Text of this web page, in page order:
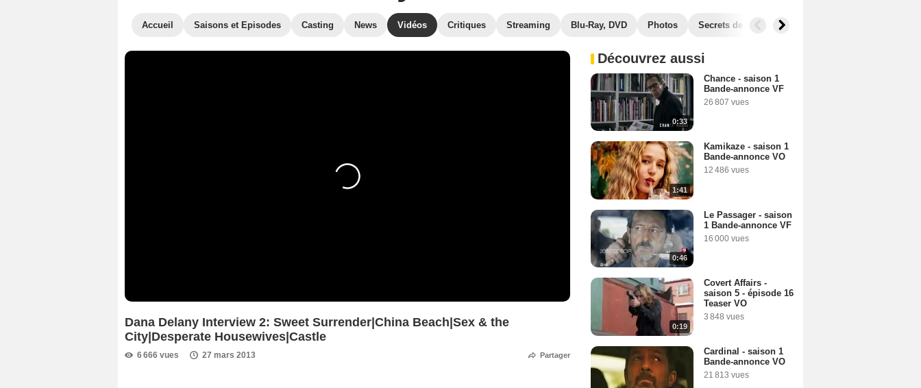
Accueil Saisons et Episodes Casting News Vidéos Critiques Streaming Blu-Ray, DVD Photos Secrets de tournage
Dana Delany Interview 2: Sweet Surrender|China Beach|Sex & the
City|Desperate Housewives|Castle
6 666 vues 27 mars 2013 Partager
Découvrez aussi
0:33
Chance - saison 1
Bande-annonce VF
26 807 vues
1:41
Kamikaze - saison 1
Bande-annonce VO
12 486 vues
0:46
Le Passager - saison
1 Bande-annonce VF
16 000 vues
0:19
Covert Affairs -
saison 5 - épisode 16
Teaser VO
3 848 vues
Cardinal - saison 1
Bande-annonce VO
21 813 vues